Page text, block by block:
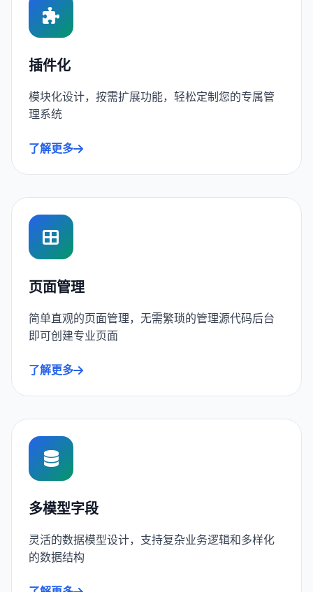
插件化
模块化设计，按需扩展功能，轻松定制您的专属管
理系统
了解更多
页面管理
简单直观的页面管理，无需繁琐的管理源代码后台
即可创建专业页面
了解更多
多模型字段
灵活的数据模型设计，支持复杂业务逻辑和多样化
的数据结构